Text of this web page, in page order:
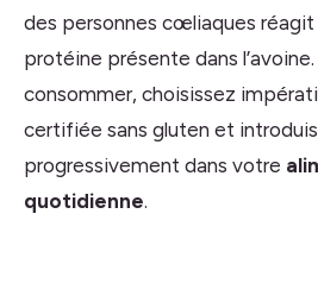
des personnes cœliaques réagit
protéine présente dans
consommer, choisissez
certifiée sans gluten et
progressivement dans votre
quotidienne.